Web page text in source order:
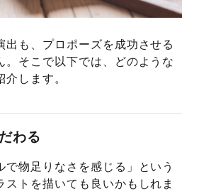
出も、プロポーズを成功させる
。そこで以下では、どのような
します。
わる
で物足りなさを感じる」という
ストを描いても良いかもしれま